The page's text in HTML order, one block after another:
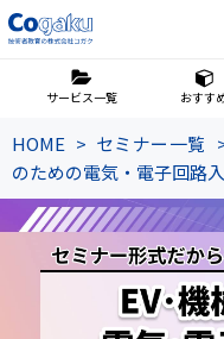
サービス一覧 おすす
HOME セミナー一覧
のための電気・電子回路